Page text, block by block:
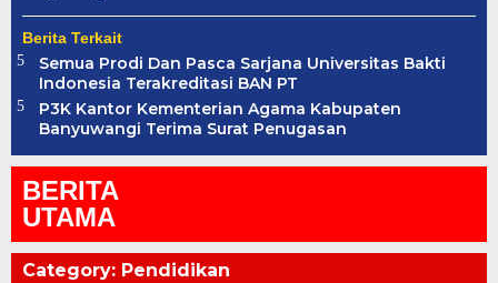
Berita Terkait
Semua Prodi Dan Pasca Sarjana Universitas Bakti
Indonesia Terakreditasi BAN PT
P3K Kantor Kementerian Agama Kabupaten
Banyuwangi Terima Surat Penugasan
BERITA
UTAMA
Category: Pendidikan